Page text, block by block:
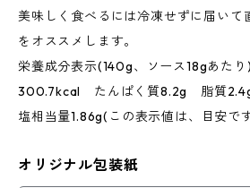
美味しく食べるには冷凍せずに届いて
をオススメします。
栄養成分表示(140g、ソース18gあた
300.7kcal たんぱく質8.2g 脂質
塩相当量1.86g(この表示値は、目安で
オリジナル包装紙